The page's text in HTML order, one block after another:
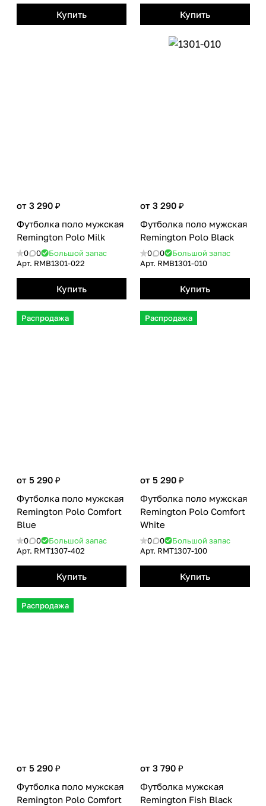
Купить Купить
от 3 290 ₽
Футболка поло мужская
Remington Polo Milk
0 0
Большой запас
Арт. RMB1301-022
Купить
от 3 290 ₽
Футболка поло мужская
Remington Polo Black
0 0
Большой запас
Арт. RMB1301-010
Купить
Распродажа
от 5 290 ₽
Футболка поло мужская
Remington Polo Сomfort
Blue
0 0
Большой запас
Арт. RMТ1307-402
Купить
Распродажа
от 5 290 ₽
Футболка поло мужская
Remington Polo Сomfort
White
0 0
Большой запас
Арт. RMТ1307-100
Купить
Распродажа
от 5 290 ₽
Футболка поло мужская
Remington Polo Сomfort
от 3 790 ₽
Футболка мужская
Remington Fish Black